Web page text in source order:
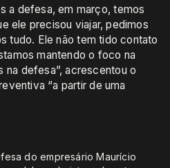
a defesa, em março, temos
ele precisou viajar, pedimos
tudo. Ele não tem tido contato
mantendo o foco na
na defesa”, acrescentou o
“a partir de uma
do empresário Maurício